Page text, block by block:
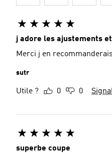
j adore les ajustements
Merci j en
sutr
Utile ? 0 0
superbe coupe